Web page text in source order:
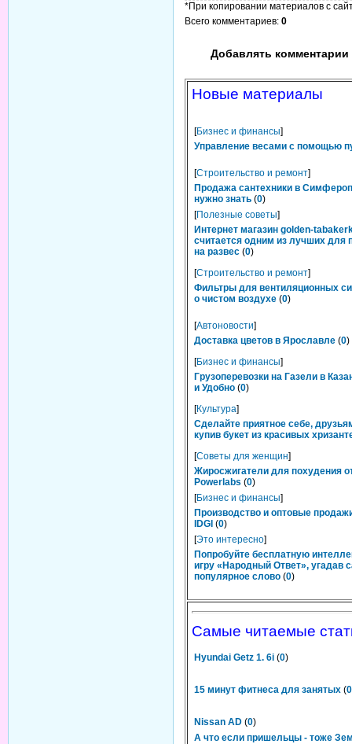
*При копировании материалов с
Всего комментариев: 0
Добавлять комментарии
Новые материалы
[Бизнес и финансы]
Управление весами с помощью
[Строительство и ремонт]
Продажа сантехники в
нужно знать (0)
[Полезные советы]
Интернет магазин golden-
считается одним из лучших для
на развес (0)
[Строительство и ремонт]
Фильтры для вентиляционных
о чистом воздухе (0)
[Автоновости]
Доставка цветов в Ярославле (0)
[Бизнес и финансы]
Грузоперевозки на Газели в
и Удобно (0)
[Культура]
Сделайте приятное себе,
купив букет из красивых
[Советы для женщин]
Жиросжигатели для похудения
Powerlabs (0)
[Бизнес и финансы]
Производство и оптовые
IDGI (0)
[Это интересно]
Попробуйте бесплатную
игру «Народный Ответ», угадав
популярное слово (0)
Самые читаемые
Hyundai Getz 1. 6i (0)
15 минут фитнеса для занятых (0
Nissan AD (0)
А что если пришельцы - тоже